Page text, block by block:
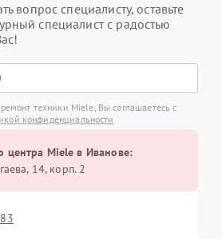
вопрос специалисту, оставьте
специалист с радостью
техники Miele, Вы соглашаетесь с
конфиденциальности
центра Miele в Иванове:
14, корп. 2